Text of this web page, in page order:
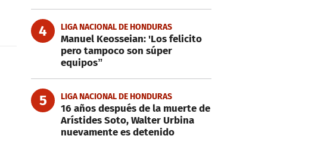
4 LIGA NACIONAL DE HONDURAS
Manuel Keosseian: 'Los felicito
pero tampoco son súper
equipos”
5 LIGA NACIONAL DE HONDURAS
16 años después de la muerte de
Arístides Soto, Walter Urbina
nuevamente es detenido